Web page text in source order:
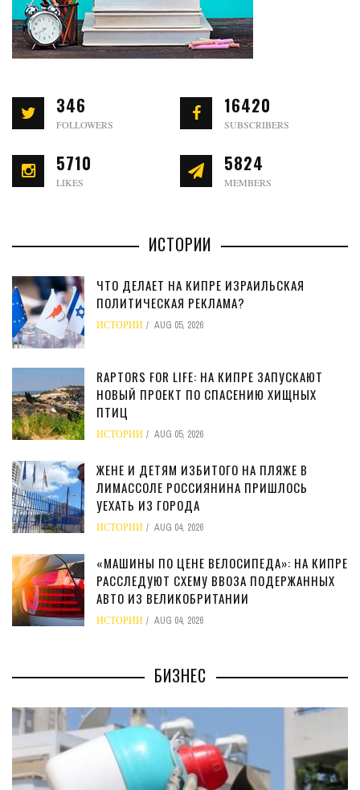
346
FOLLOWERS
16420
SUBSCRIBERS
5710
LIKES
5824
MEMBERS
ИСТОРИИ
ЧТО ДЕЛАЕТ НА КИПРЕ ИЗРАИЛЬСКАЯ
ПОЛИТИЧЕСКАЯ РЕКЛАМА?
ИСТОРИИ AUG 05, 2026
RAPTORS FOR LIFE: НА КИПРЕ ЗАПУСКАЮТ
НОВЫЙ ПРОЕКТ ПО СПАСЕНИЮ ХИЩНЫХ
ПТИЦ
ИСТОРИИ AUG 05, 2026
ЖЕНЕ И ДЕТЯМ ИЗБИТОГО НА ПЛЯЖЕ В
ЛИМАССОЛЕ РОССИЯНИНА ПРИШЛОСЬ
УЕХАТЬ ИЗ ГОРОДА
ИСТОРИИ AUG 04, 2026
«МАШИНЫ ПО ЦЕНЕ ВЕЛОСИПЕДА»: НА КИПРЕ
РАССЛЕДУЮТ СХЕМУ ВВОЗА ПОДЕРЖАННЫХ
АВТО ИЗ ВЕЛИКОБРИТАНИИ
ИСТОРИИ AUG 04, 2026
БИЗНЕС